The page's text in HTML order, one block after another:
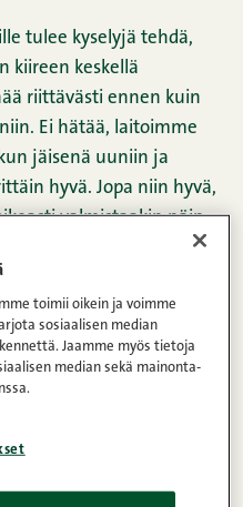
tulee kyselyjä tehdä,
kiireen keskellä
riittävästi ennen kuin
Ei hätää, laitoimme
jäisenä uuniin ja
hyvä. Jopa niin hyvä,
valmistaakin näin.
tässä ohje.
toimii oikein ja voimme
sosiaalisen median
Jaamme myös tietoja
median sekä mainonta-